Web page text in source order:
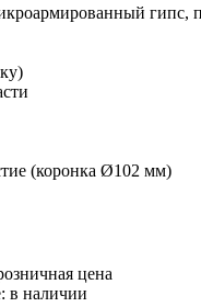
гипс,
(коронка Ø102 мм)
цена
в наличии